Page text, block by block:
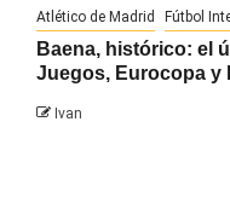
Atlético de Madrid Fútbol
Baena, histórico: el
Juegos, Eurocopa y
Ivan